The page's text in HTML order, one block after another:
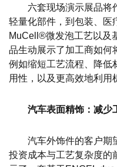
六套现场演示展品将
轻量化部件，到包装、医
MuCell®微发泡工艺以及
品生动展示了加工商如
例如缩短工艺流程、降低
用性，以及更高效地利用
汽车表面精饰：减少
汽车外饰件的客户期
投资成本与工艺复杂度的